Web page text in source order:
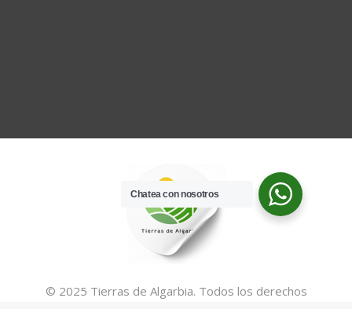
© 2025 Tierras de Algarbia. Todos los derechos
Chatea con nosotros